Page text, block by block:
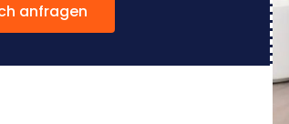
anfragen